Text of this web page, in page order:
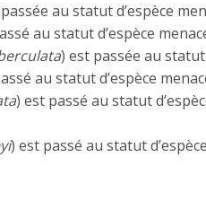
au statut d’espèce
au statut d’espèce
) est passée au statut
au statut d’espèce
) est passé au statut
) est passé au statut